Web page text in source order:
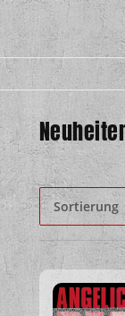
Sortierung